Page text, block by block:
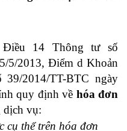
14 Thông tư số
5/2013, Điểm d Khoản
2014/TT-BTC ngày
quy định về hóa đơn
dịch vụ:
cụ thể trên hóa đơn